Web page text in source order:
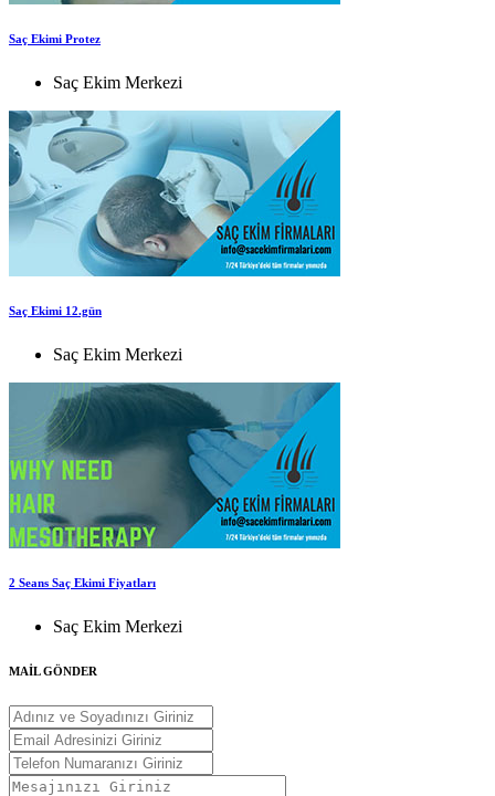
Saç Ekimi Protez
Saç Ekim Merkezi
Saç Ekimi 12.gün
Saç Ekim Merkezi
2 Seans Saç Ekimi Fiyatları
Saç Ekim Merkezi
MAİL GÖNDER